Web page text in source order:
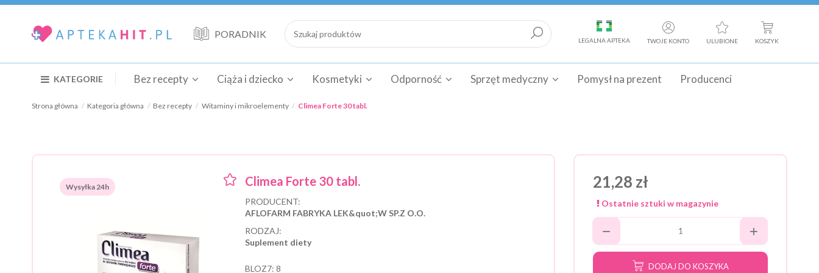
TWOJE KONTO
LEGALNA APTEKA ULUBIONE KOSZYK
PORADNIK
KATEGORIE Bez recepty Ciąża i dziecko Kosmetyki Odporność Sprzęt medyczny Pomysł na prezent Producenci
Strona główna Kategoria główna Bez recepty Witaminy i mikroelementy Climea Forte 30 tabl.
Wysyłka 24h Climea Forte 30 tabl.
PRODUCENT:
AFLOFARM FABRYKA LEK&quot;W SP.Z O.O.
RODZAJ:
Suplement diety
BLOZ7: 8
21,28 zł
Ostatnie sztuki w magazynie
DODAJ DO KOSZYKA